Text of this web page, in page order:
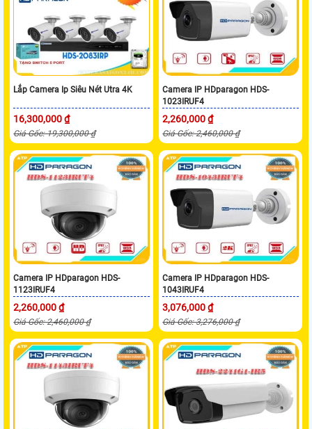
Lắp Camera Ip Siêu Nét Utra 4K
16,300,000 ₫
Giá Gốc: 19,300,000 ₫
Camera IP HDparagon HDS-
1023IRUF4
2,260,000 ₫
Giá Gốc: 2,460,000 ₫
Camera IP HDparagon HDS-
1123IRUF4
2,260,000 ₫
Giá Gốc: 2,460,000 ₫
Camera IP HDparagon HDS-
1043IRUF4
3,076,000 ₫
Giá Gốc: 3,276,000 ₫